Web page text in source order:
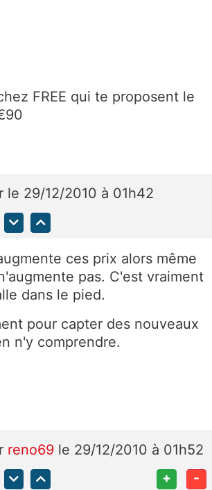
FREE qui te proposent le
le 29/12/2010 à 01h42
ces prix alors même
pas. C'est vraiment
dans le pied.
pour capter des nouveaux
n'y comprendre.
reno69 le 29/12/2010 à 01h52
+ -